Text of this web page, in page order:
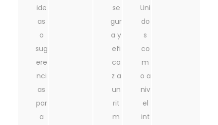
ide
as
o
sug
ere
nci
as
par
a
se
gur
a y
efi
ca
z a
un
rit
m
Uni
do
s
co
m
o a
niv
el
int